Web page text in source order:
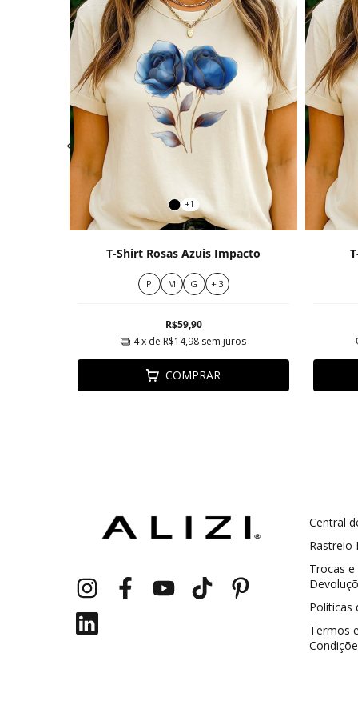
+1
T-Shirt Rosas Azuis Impacto
P M G + 3
R$59,90
4x de R$14,98 sem juros
COMPRAR
Central
Rastreio
Trocas e
Políticas
Termos
Cupom 1a compra: GANHE5